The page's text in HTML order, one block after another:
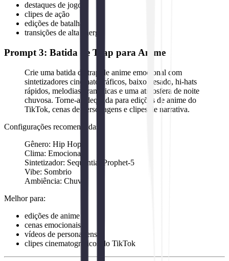
destaques de jogos
clipes de ação
edições de batalha
transições de alta energia
Prompt 3: Batida de Trap para Anime
Crie uma batida de trap de anime emocional com
sintetizadores cinematográficos, baixo pesado, hi-hats
rápidos, melodias dramáticas e uma atmosfera de noite
chuvosa. Torne-a adequada para edições de anime do
TikTok, cenas de personagens e clipes de narrativa.
Configurações recomendadas:
Gênero: Hip Hop
Clima: Emocional
Sintetizador: Sequential Prophet-5
Vibe: Sombrio
Ambiência: Chuva
Melhor para:
edições de anime
cenas emocionais
vídeos de personagens
clipes cinematográficos do TikTok